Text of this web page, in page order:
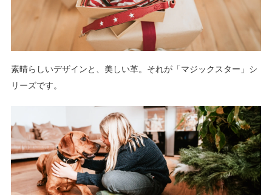
素晴らしいデザインと、美しい革。それが「マジックスター」シ
リーズです。